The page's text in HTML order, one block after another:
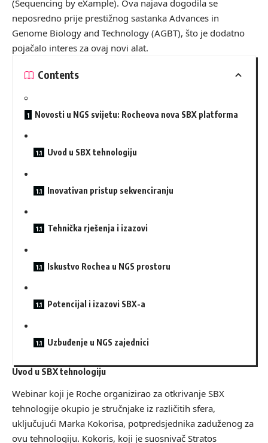
(Sequencing by eXample). Ova najava dogodila se
neposredno prije prestižnog sastanka Advances in
Genome Biology and Technology (AGBT), što je dodatno
pojačalo interes za ovaj novi alat.
Contents
Novosti u NGS svijetu: Rocheova nova SBX platforma
Uvod u SBX tehnologiju
Inovativan pristup sekvenciranju
Tehnička rješenja i izazovi
Iskustvo Rochea u NGS prostoru
Potencijal i izazovi SBX-a
Uzbuđenje u NGS zajednici
Uvod u SBX tehnologiju
Webinar koji je Roche organizirao za otkrivanje SBX
tehnologije okupio je stručnjake iz različitih sfera,
uključujući Marka Kokorisa, potpredsjednika zaduženog za
ovu tehnologiju. Kokoris, koji je suosnivač Stratos